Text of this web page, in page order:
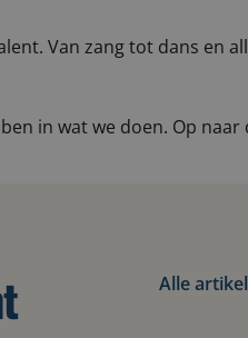
Van zang tot dans en
in wat we doen. Op naar
Alle